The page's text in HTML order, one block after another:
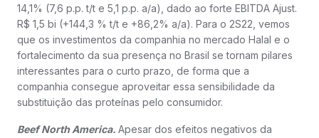
14,1% (7,6 p.p. t/t e 5,1 p.p. a/a), dado ao forte EBITDA Ajust.
R$ 1,5 bi (+144,3 % t/t e +86,2% a/a). Para o 2S22, vemos
que os investimentos da companhia no mercado Halal e o
fortalecimento da sua presença no Brasil se tornam pilares
interessantes para o curto prazo, de forma que a
companhia consegue aproveitar essa sensibilidade da
substituição das proteínas pelo consumidor.
Beef North America. Apesar dos efeitos negativos da